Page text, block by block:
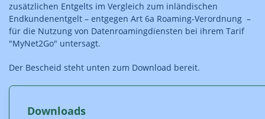
zusätzlichen Entgelts im Vergleich zum inländischen
Endkundenentgelt – entgegen Art 6a Roaming-Verordnung –
für die Nutzung von Datenroamingdiensten bei ihrem Tarif
"MyNet2Go" untersagt.
Der Bescheid steht unten zum Download bereit.
Downloads